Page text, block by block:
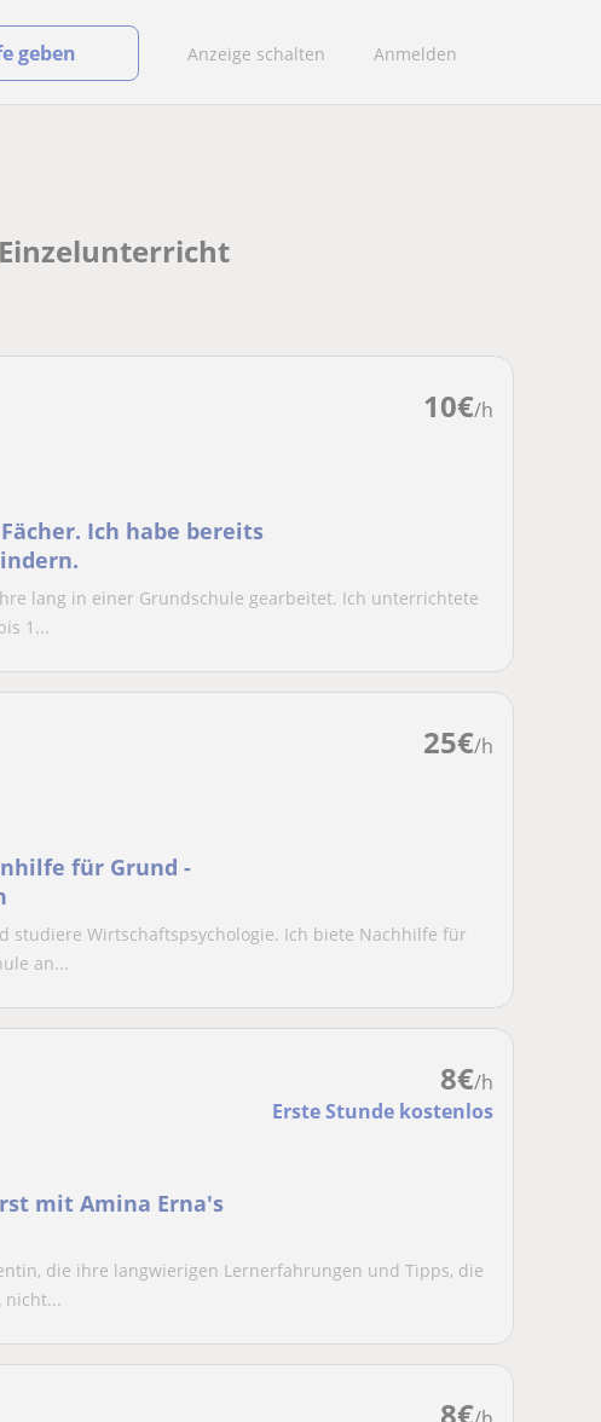
Anzeige schalten Anmelden
geben
10€/h
Ich habe bereits
lang in einer Grundschule gearbeitet. Ich unterrichtete
1...
25€/h
für Grund -
studiere Wirtschaftspsychologie. Ich biete Nachhilfe für
an...
8€/h
Erste Stunde kostenlos
mit Amina Erna's
die ihre langwierigen Lernerfahrungen und Tipps, die
nicht...